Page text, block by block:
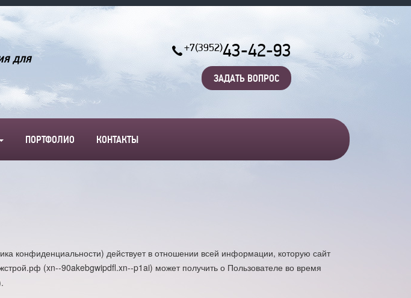
для
+7(3952)43-42-93
ЗАДАТЬ ВОПРОС
ПОРТФОЛИО КОНТАКТЫ
конфиденциальности) действует в отношении всей информации, которую сайт
(xn--90akebgwipdfl.xn--p1ai) может получить о Пользователе во время